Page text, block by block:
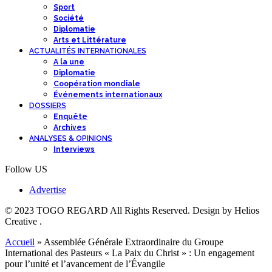
Sport
Société
Diplomatie
Arts et Littérature
ACTUALITÉS INTERNATIONALES
A la une
Diplomatie
Coopération mondiale
Événements internationaux
DOSSIERS
Enquête
Archives
ANALYSES & OPINIONS
Interviews
Follow US
Advertise
© 2023 TOGO REGARD All Rights Reserved. Design by Helios
Creative .
Accueil » Assemblée Générale Extraordinaire du Groupe
International des Pasteurs « La Paix du Christ » : Un engagement
pour l’unité et l’avancement de l’Évangile